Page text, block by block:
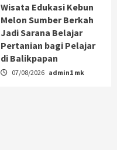
Wisata Edukasi Kebun
Melon Sumber Berkah
Jadi Sarana Belajar
Pertanian bagi Pelajar
di Balikpapan
07/08/2026 admin1 mk